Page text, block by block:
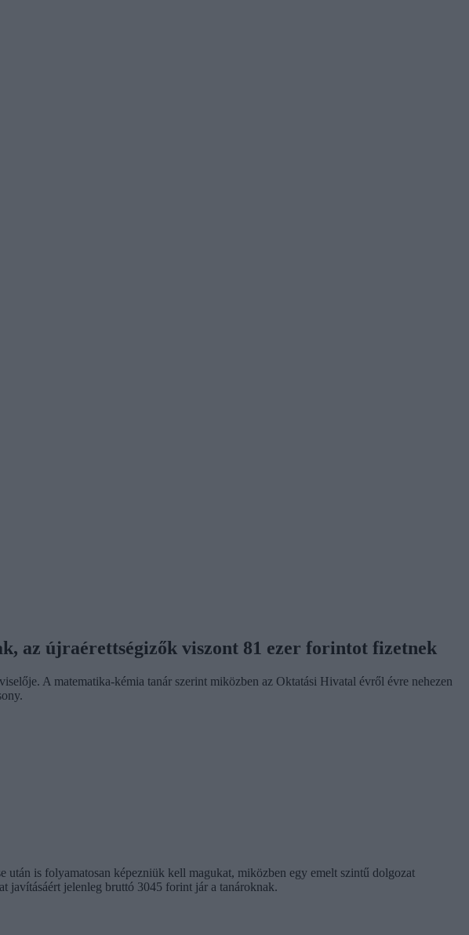
az újraérettségizők viszont 81 ezer forintot fizetnek
A matematika-kémia tanár szerint miközben az Oktatási Hivatal évről évre nehezen
után is folyamatosan képezniük kell magukat, miközben egy emelt szintű dolgozat
javításáért jelenleg bruttó 3045 forint jár a tanároknak.